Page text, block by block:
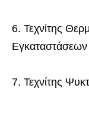
6. Τεχνίτης
7. Τεχνίτης